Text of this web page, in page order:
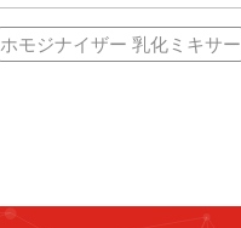
ホモジナイザー 乳化ミキサー